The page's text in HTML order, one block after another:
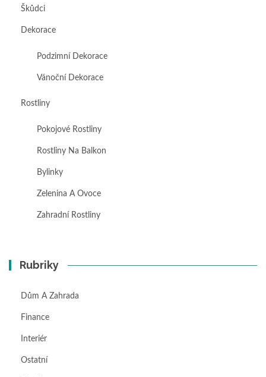
Škůdci
Dekorace
Podzimní Dekorace
Vánoční Dekorace
Rostliny
Pokojové Rostliny
Rostliny Na Balkon
Bylinky
Zelenina A Ovoce
Zahradní Rostliny
Rubriky
Dům A Zahrada
Finance
Interiér
Ostatní